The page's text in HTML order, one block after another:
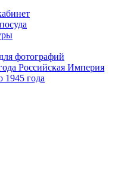
фотографий
Российская Империя
1945 года